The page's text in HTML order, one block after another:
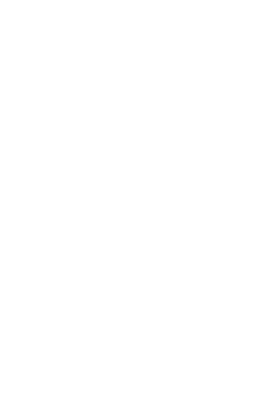
zu erhalten sind
schwierig gestaltet.
(SGB I)
(SGB X)
Buch